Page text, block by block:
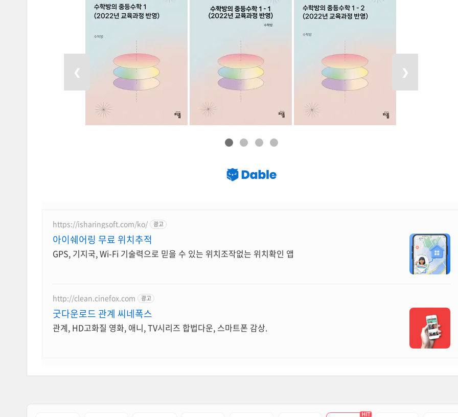
HIT
❮ 이전 목록 보기 ❯
https://isharingsoft.com/ko/ 광고
아이쉐어링 무료 위치추적
GPS, 기지국, Wi-Fi 기술력으로 믿을 수 있는 위치조작없는 위치확인 앱
http://clean.cinefox.com 광고
굿다운로드 관계 씨네폭스
관계, HD고화질 영화, 애니, TV시리즈 합법다운, 스마트폰 감상.